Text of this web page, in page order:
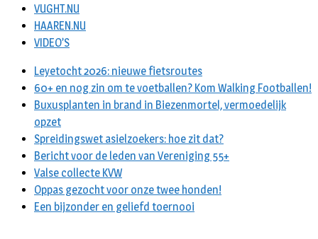
VUGHT.NU
HAAREN.NU
VIDEO’S
Leyetocht 2026: nieuwe fietsroutes
60+ en nog zin om te voetballen? Kom Walking Footballen!
Buxusplanten in brand in Biezenmortel, vermoedelijk
opzet
Spreidingswet asielzoekers: hoe zit dat?
Bericht voor de leden van Vereniging 55+
Valse collecte KVW
Oppas gezocht voor onze twee honden!
Een bijzonder en geliefd toernooi